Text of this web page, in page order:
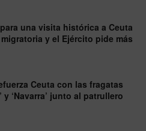
una visita histórica a Ceuta
y el Ejército pide más
Ceuta con las fragatas
y ‘Navarra’ junto al patrullero